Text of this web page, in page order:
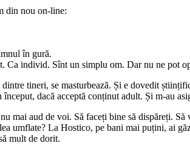
din nou on-line:
în gură.
Ca individ. Sînt un simplu om. Dar nu ne pot
tineri, se masturbează. Și e dovedit
dacă acceptă conținut adult. Și m-au
mai aud de voi. Să faceți bine să dispăreți. Să
umflate? La Hostico, pe bani mai puțini, ai
mult de dorit.